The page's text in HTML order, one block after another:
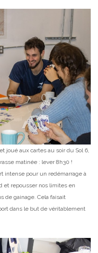
joué aux cartes au soir du Sol 6,
matinée : lever 8h30 !
intense pour un redémarrage à
et repousser nos limites en
de gainage. Cela faisait
dans le but de véritablement